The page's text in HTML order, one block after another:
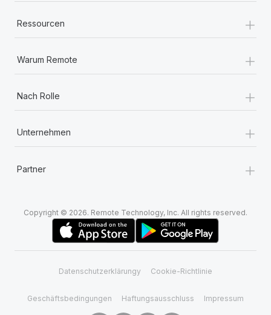
Ressourcen +
Warum Remote +
Nach Rolle +
Unternehmen +
Partner +
Copyright © 2026. Remote Technology, Inc. All rights reserved.
Datenschutzerklärungy Cookie-Richtlinie
Geschäftsbedingungen Haftungsausschluss Impressum